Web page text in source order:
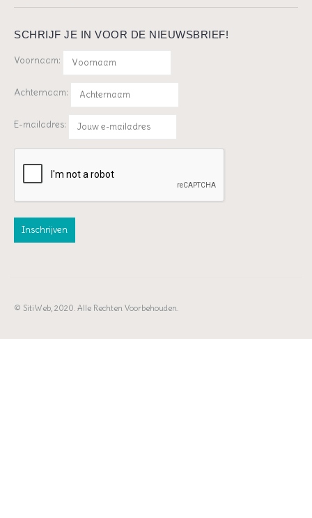
SCHRIJF JE IN VOOR DE NIEUWSBRIEF!
Voornaam:
Achternaam:
E-mailadres:
© SitiWeb, 2020. Alle Rechten Voorbehouden.